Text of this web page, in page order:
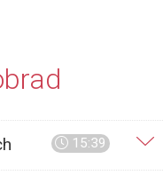
15:39